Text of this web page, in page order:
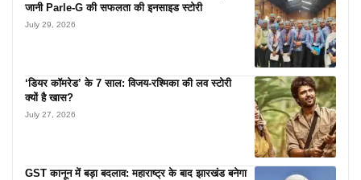
जानी Parle-G की सफलता की इनसाइड स्टोरी
July 29, 2026
‘डियर कॉमरेड’ के 7 साल: विजय-रश्मिका की लव स्टोरी
क्यों है खास?
July 27, 2026
GST कानून में बड़ा बदलाव: महाराष्ट्र के बाद झारखंड बनेगा